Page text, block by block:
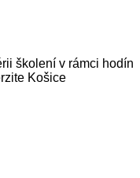
školení v rámci hodín
Košice